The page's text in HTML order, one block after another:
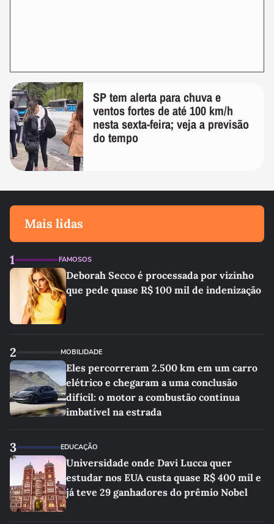
SP tem alerta para chuva e
ventos fortes de até 100 km/h
nesta sexta-feira; veja a previsão
do tempo
Mais lidas
1 FAMOSOS
Deborah Secco é processada por vizinho
que pede quase R$ 100 mil de indenização
2 MOBILIDADE
Eles percorreram 2.500 km em um carro
elétrico e chegaram a uma conclusão
difícil: o motor a combustão continua
imbatível na estrada
3 EDUCAÇÃO
Universidade onde Davi Lucca quer
estudar nos EUA custa quase R$ 400 mil e
já teve 29 ganhadores do prêmio Nobel